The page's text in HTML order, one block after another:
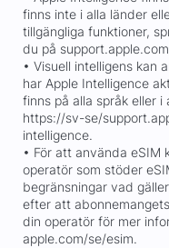
finns inte i alla länder
tillgängliga funktioner,
du på
• Visuell intelligens kan
har Apple Intelligence
finns på alla språk eller i
https://sv-se/
intelligence.
• För att använda eSIM
operatör som stöder
begränsningar vad
efter att
din operatör för mer
apple.com/se/esim.